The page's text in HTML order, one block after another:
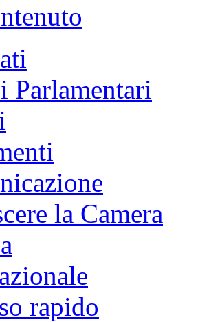
Parlamentari
la Camera
rapido